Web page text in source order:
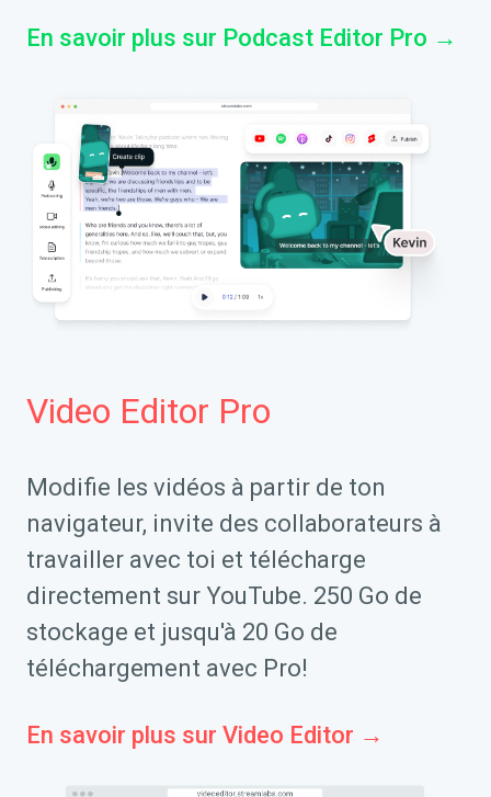
En savoir plus sur Podcast Editor Pro →
Video Editor Pro
Modifie les vidéos à partir de ton
navigateur, invite des collaborateurs à
travailler avec toi et télécharge
directement sur YouTube. 250 Go de
stockage et jusqu'à 20 Go de
téléchargement avec Pro!
En savoir plus sur Video Editor →